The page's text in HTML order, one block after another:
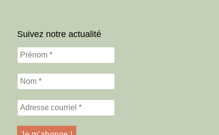
Suivez notre actualité